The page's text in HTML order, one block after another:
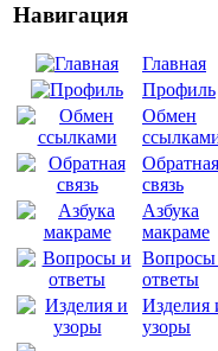
Навигация
Главная
Профиль
Обмен
Обратная
связь
Азбука
макраме
Вопросы
ответы
Изделия
узоры